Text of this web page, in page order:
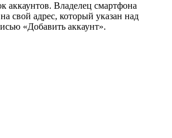
аккаунтов. Владелец смартфона
свой адрес, который указан над
«Добавить аккаунт».